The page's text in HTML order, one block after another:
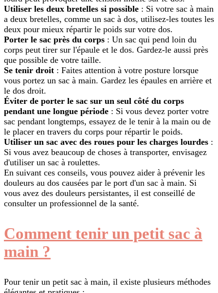
Utiliser les deux bretelles si possible : Si votre sac à main
a deux bretelles, comme un sac à dos, utilisez-les toutes les
deux pour mieux répartir le poids sur votre dos.
Porter le sac près du corps : Un sac qui pend loin du
corps peut tirer sur l'épaule et le dos. Gardez-le aussi près
que possible de votre taille.
Se tenir droit : Faites attention à votre posture lorsque
vous portez un sac à main. Gardez les épaules en arrière et
le dos droit.
Éviter de porter le sac sur un seul côté du corps
pendant une longue période : Si vous devez porter votre
sac pendant longtemps, essayez de le tenir à la main ou de
le placer en travers du corps pour répartir le poids.
Utiliser un sac avec des roues pour les charges lourdes :
Si vous avez beaucoup de choses à transporter, envisagez
d'utiliser un sac à roulettes.
En suivant ces conseils, vous pouvez aider à prévenir les
douleurs au dos causées par le port d'un sac à main. Si
vous avez des douleurs persistantes, il est conseillé de
consulter un professionnel de la santé.
Comment tenir un petit sac à
main ?
Pour tenir un petit sac à main, il existe plusieurs méthodes